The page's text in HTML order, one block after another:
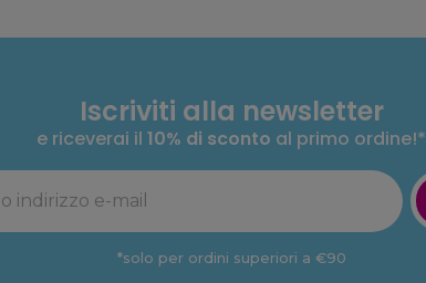
Iscriviti alla newsletter
e riceverai il 10% di sconto al primo ordine!*
*solo per ordini superiori a €90